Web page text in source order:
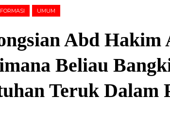
UMUM
Abd Hakim
Beliau
Teruk Dalam